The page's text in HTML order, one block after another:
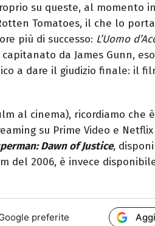
su queste, al momento
Tomatoes, il che lo
più di successo: L’Uomo
da James Gunn,
a dare il giudizio finale: il
al cinema), ricordiamo che è
su Prime Video e
Dawn of Justice,
del 2006, è invece
preferite